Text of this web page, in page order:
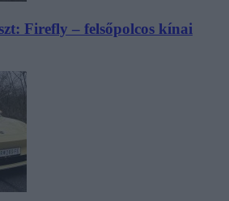
Firefly – felsőpolcos kínai